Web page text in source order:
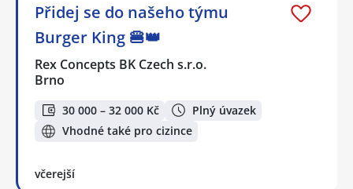
Přidej se do našeho týmu
Burger King 🍔👑
Rex Concepts BK Czech s.r.o.
Brno
30 000 – 32 000 Kč
Plný úvazek
Vhodné také pro cizince
včerejší